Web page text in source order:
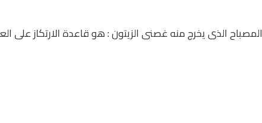
المصباح الذى يخرج منه غصنى الزيتون : هو قاعدة الارتكاز على